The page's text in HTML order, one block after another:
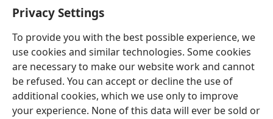
Privacy Settings
To provide you with the best possible experience, we
use cookies and similar technologies. Some cookies
are necessary to make our website work and cannot
be refused. You can accept or decline the use of
additional cookies, which we use only to improve
your experience. None of this data will ever be sold or
RAIBHURARI YEPAINDANETI yeWatchtower
(opens
window)JW Hub
(opens
new
window)JW Library
Raibhurari yeWatchtower